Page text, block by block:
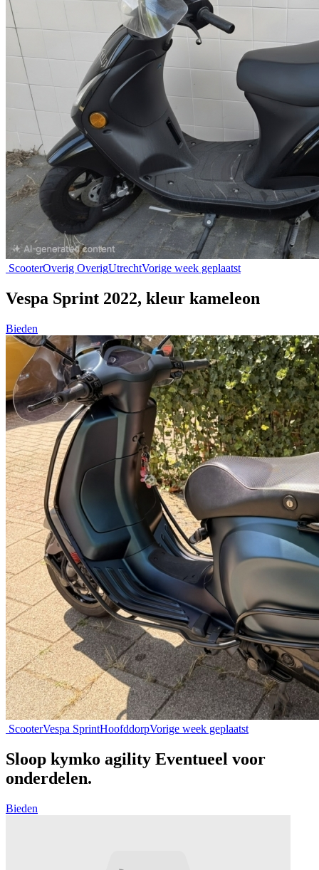
ScooterOverig OverigUtrechtVorige week geplaatst
Vespa Sprint 2022, kleur kameleon
Bieden
ScooterVespa SprintHoofddorpVorige week geplaatst
Sloop kymko agility Eventueel voor
onderdelen.
Bieden